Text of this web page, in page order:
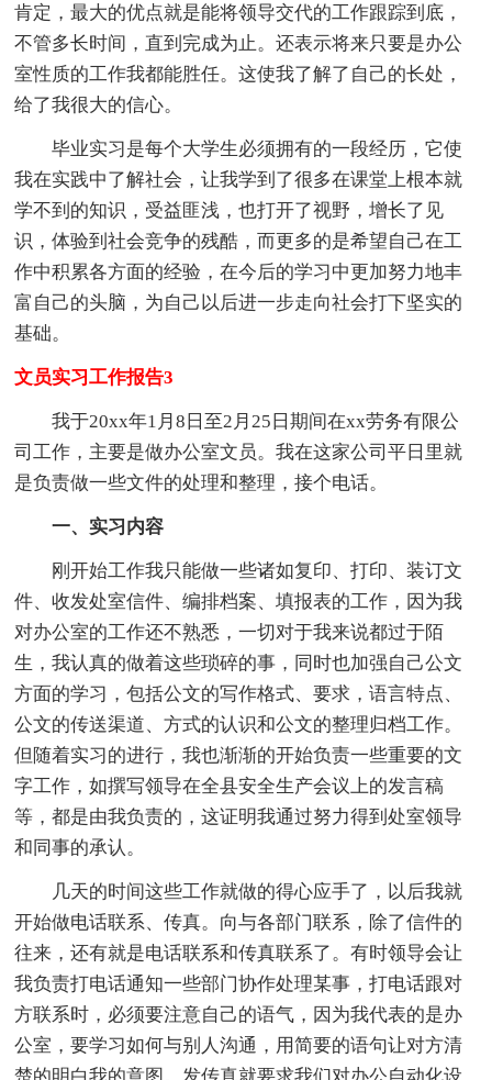
肯定，最大的优点就是能将领导交代的工作跟踪到底，
不管多长时间，直到完成为止。还表示将来只要是办公
室性质的工作我都能胜任。这使我了解了自己的长处，
给了我很大的信心。
毕业实习是每个大学生必须拥有的一段经历，它使
我在实践中了解社会，让我学到了很多在课堂上根本就
学不到的知识，受益匪浅，也打开了视野，增长了见
识，体验到社会竞争的残酷，而更多的是希望自己在工
作中积累各方面的经验，在今后的学习中更加努力地丰
富自己的头脑，为自己以后进一步走向社会打下坚实的
基础。
文员实习工作报告3
我于20xx年1月8日至2月25日期间在xx劳务有限公
司工作，主要是做办公室文员。我在这家公司平日里就
是负责做一些文件的处理和整理，接个电话。
一、实习内容
刚开始工作我只能做一些诸如复印、打印、装订文
件、收发处室信件、编排档案、填报表的工作，因为我
对办公室的工作还不熟悉，一切对于我来说都过于陌
生，我认真的做着这些琐碎的事，同时也加强自己公文
方面的学习，包括公文的写作格式、要求，语言特点、
公文的传送渠道、方式的认识和公文的整理归档工作。
但随着实习的进行，我也渐渐的开始负责一些重要的文
字工作，如撰写领导在全县安全生产会议上的发言稿
等，都是由我负责的，这证明我通过努力得到处室领导
和同事的承认。
几天的时间这些工作就做的得心应手了，以后我就
开始做电话联系、传真。向与各部门联系，除了信件的
往来，还有就是电话联系和传真联系了。有时领导会让
我负责打电话通知一些部门协作处理某事，打电话跟对
方联系时，必须要注意自己的语气，因为我代表的是办
公室，要学习如何与别人沟通，用简要的语句让对方清